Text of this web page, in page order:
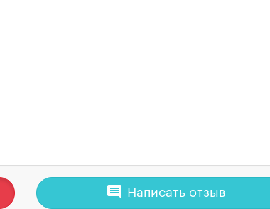
comment Написать отзыв